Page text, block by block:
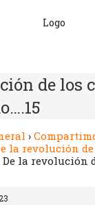
de los
›
la revolución
De la revolución